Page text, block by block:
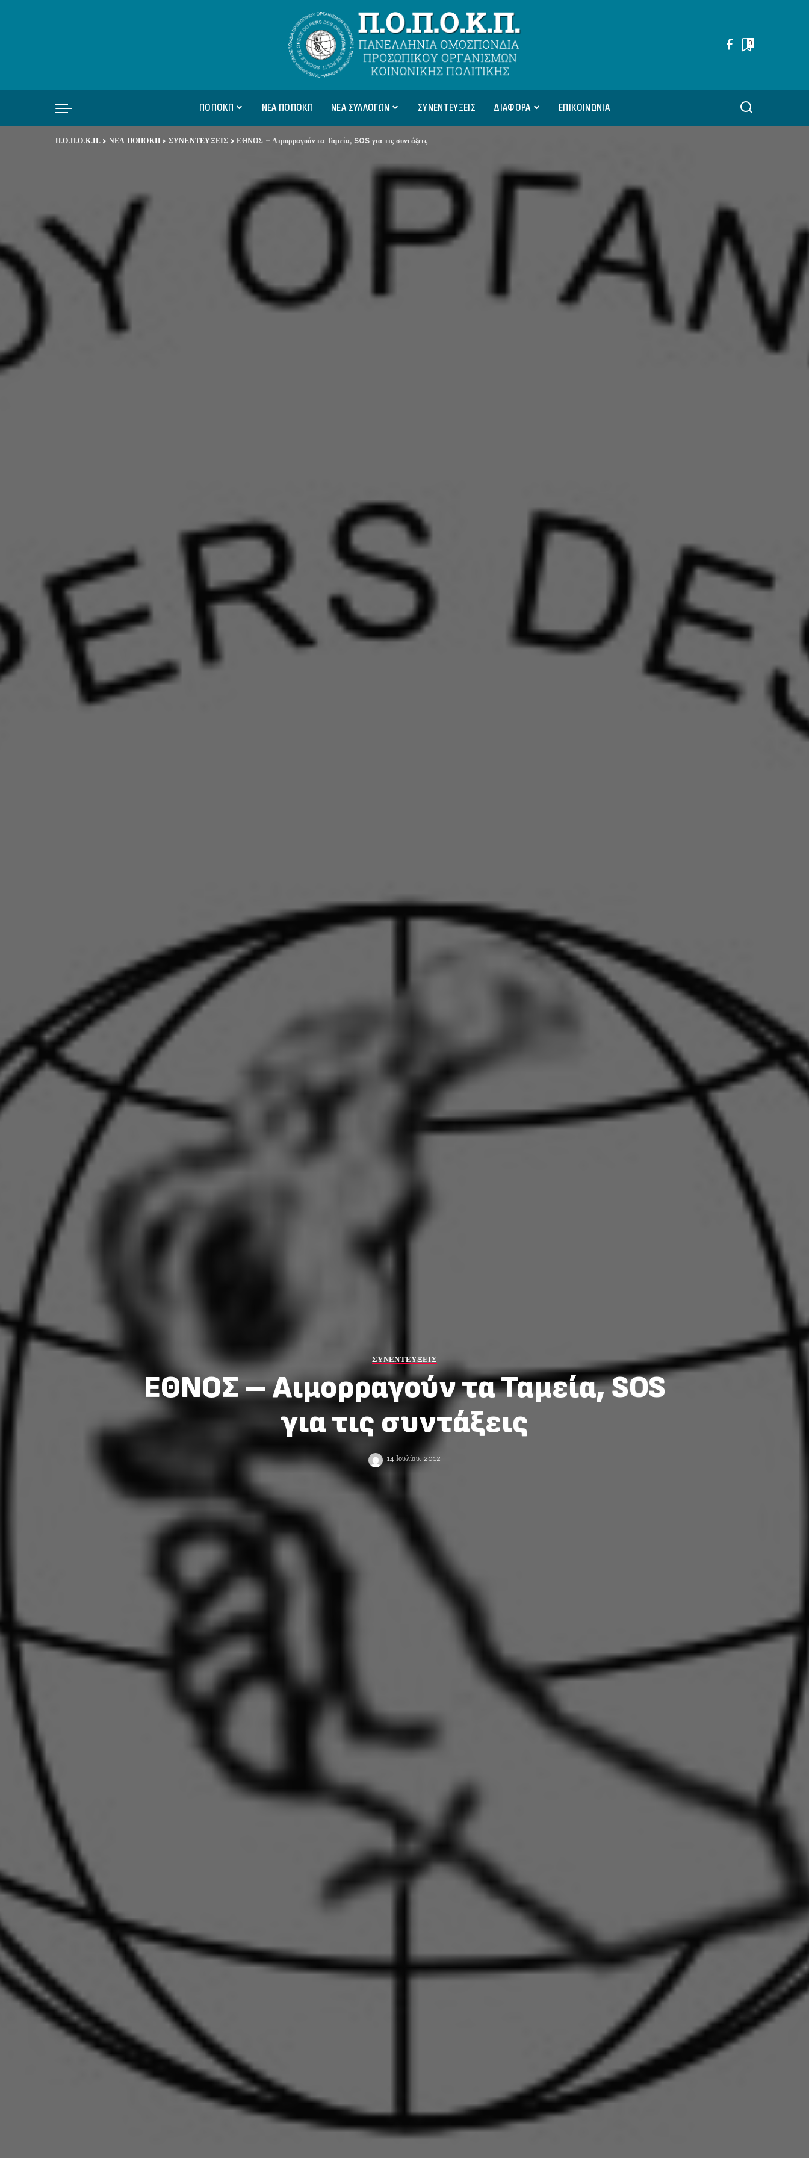
0
ΠΟΠΟΚΠ ΝΕΑ ΠΟΠΟΚΠ ΝΕΑ ΣΥΛΛΟΓΩΝ ΣΥΝΕΝΤΕΥΞΕΙΣ ΔΙΑΦΟΡΑ ΕΠΙΚΟΙΝΩΝΊΑ
Π.Ο.Π.Ο.Κ.Π.> ΝΕΑ ΠΟΠΟΚΠ > ΣΥΝΕΝΤΕΥΞΕΙΣ >ΕΘΝΟΣ – Αιμορραγούν τα Ταμεία, SOS για τις συντάξεις
ΣΥΝΕΝΤΕΥΞΕΙΣ
ΕΘΝΟΣ – Αιμορραγούν τα Ταμεία, SOS
για τις συντάξεις
14 Ιουλίου, 2012